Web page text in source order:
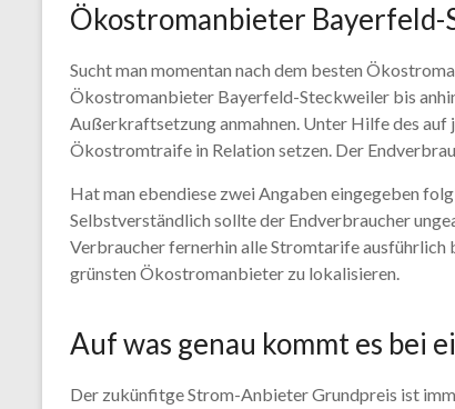
Ökostromanbieter
Sucht man momentan nach dem besten
Ökostromanbieter Bayerfeld-Steckweiler bis
Außerkraftsetzung anmahnen. Unter Hilfe des
Ökostromtraife in Relation setzen. Der
Hat man ebendiese zwei Angaben eingegeben
Selbstverständlich sollte der Endverbraucher
Verbraucher fernerhin alle Stromtarife ausführlich
grünsten Ökostromanbieter zu lokalisieren.
Auf was genau kommt es bei
Der zukünfitge Strom-Anbieter Grundpreis ist